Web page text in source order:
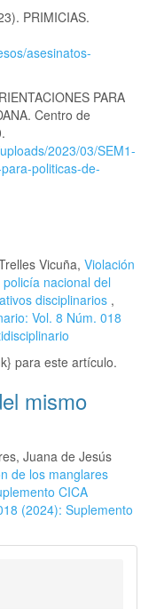
PRIMICIAS.
asesinatos-
PARA
Centro de
2023/03/SEM1-
politicas-de-
Vicuña, Violación
nacional del
disciplinarios ,
Vol. 8 Núm. 018
para este artículo.
mismo
Juana de Jesús
de los manglares
CICA
(2024): Suplemento